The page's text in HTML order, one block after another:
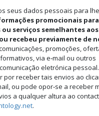
seus dados pessoais para lhe
promocionais para
serviços semelhantes
recebeu previamente de
promoções,
via e‑mail ou outros
eletrónica pessoal.
por receber tais envios ao
ou pode opor‑se a receber
a qualquer altura ao
.